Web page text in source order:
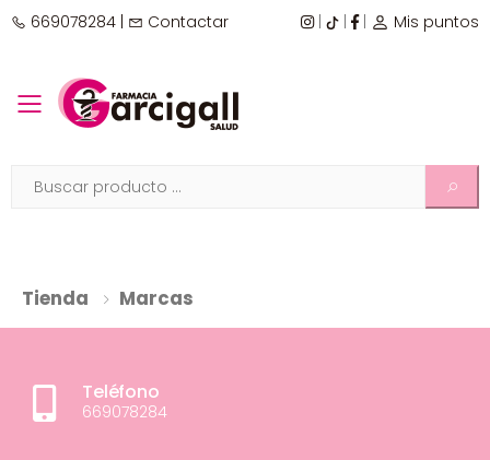
669078284 | Contactar | | | Mis puntos
Toggle mobile menu
Tienda Marcas
Teléfono
669078284